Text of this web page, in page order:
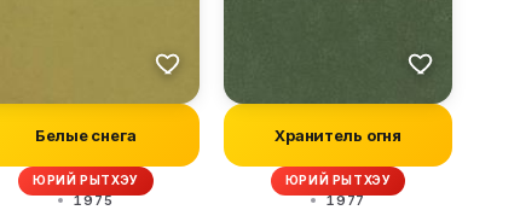
Белые снега
ЮРИЙ РЫТХЭУ
1975
Хранитель огня
ЮРИЙ РЫТХЭУ
1977